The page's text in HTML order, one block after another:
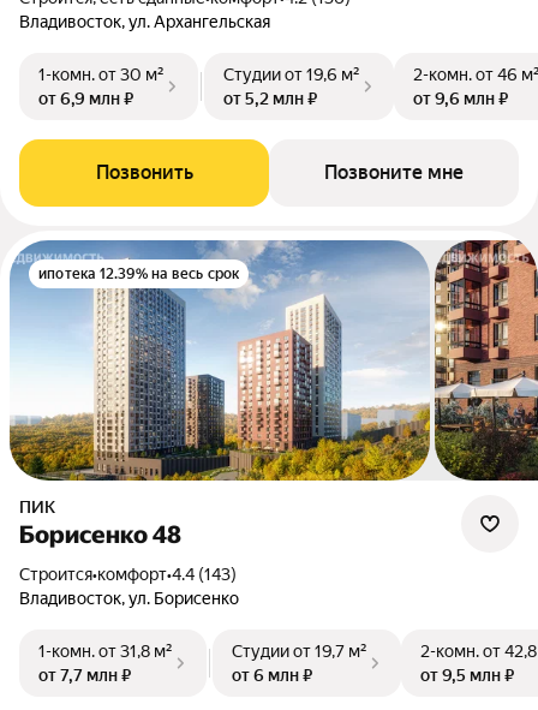
Владивосток, ул. Архангельская
1-комн.от 30 м²
от 6,9 млн ₽
Студииот 19,6 м²
от 5,2 млн ₽
2-комн.от 46
от 9,6 млн ₽
Позвонить Позвоните мне
ипотека 12.39% на весь срок
ПИК
Борисенко 48
Строится•комфорт•4.4 (143)
Владивосток, ул. Борисенко
1-комн.от 31,8 м²
от 7,7 млн ₽
Студииот 19,7 м²
от 6 млн ₽
2-комн.от
от 9,5 млн ₽